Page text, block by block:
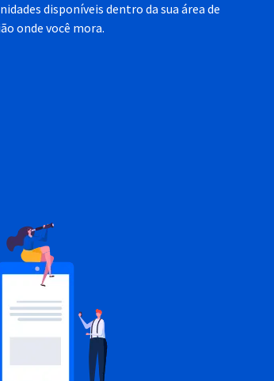
disponíveis dentro da sua área de
onde você mora.